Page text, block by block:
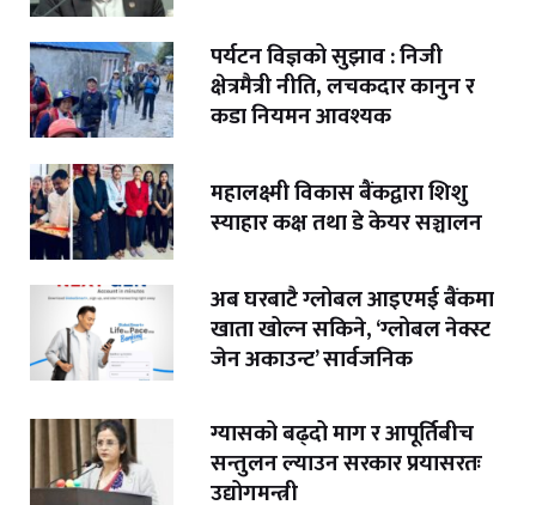
पर्यटन विज्ञको सुझाव : निजी
क्षेत्रमैत्री नीति, लचकदार कानुन र
कडा नियमन आवश्यक
महालक्ष्मी विकास बैंकद्वारा शिशु
स्याहार कक्ष तथा डे केयर सञ्चालन
अब घरबाटै ग्लोबल आइएमई बैंकमा
खाता खोल्न सकिने, ‘ग्लोबल नेक्स्ट
जेन अकाउन्ट’ सार्वजनिक
ग्यासको बढ्दो माग र आपूर्तिबीच
सन्तुलन ल्याउन सरकार प्रयासरतः
उद्योगमन्त्री